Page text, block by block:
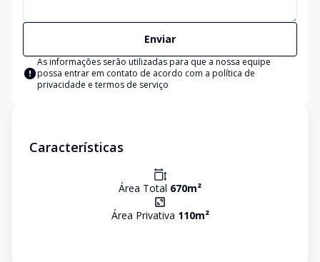
Enviar
As informações serão utilizadas para que a nossa equipe
possa entrar em contato de acordo com a política de
privacidade e termos de serviço
Características
Área Total 670m²
Área Privativa 110m²